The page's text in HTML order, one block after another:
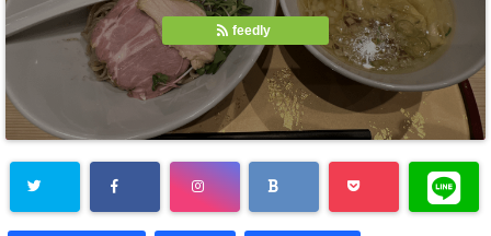
feedly